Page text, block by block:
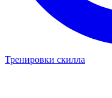
Тренировки скилла